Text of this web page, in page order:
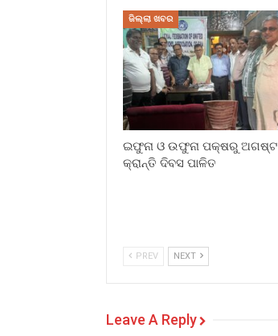
ଜିଲ୍ଲା ଖବର
ଇଫୁନା ଓ ଉଫୁନା ପକ୍ଷରୁ ଅଗଷ୍ଟ
କ୍ରାନ୍ତି ଦିବସ ପାଳିତ
PREV NEXT
Leave A Reply